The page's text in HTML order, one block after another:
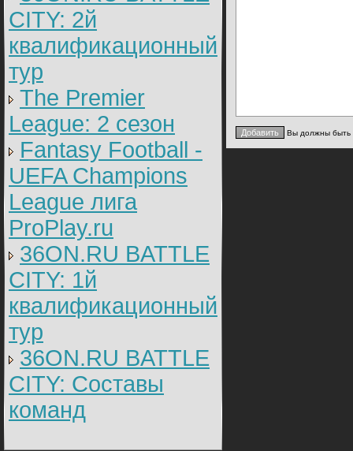
CITY: 2й
квалификационный
тур
The Premier
League: 2 cезон
Fantasy Football -
UEFA Champions
League лига
ProPlay.ru
36ON.RU BATTLE
CITY: 1й
квалификационный
тур
36ON.RU BATTLE
CITY: Составы
команд
Вы должны быть